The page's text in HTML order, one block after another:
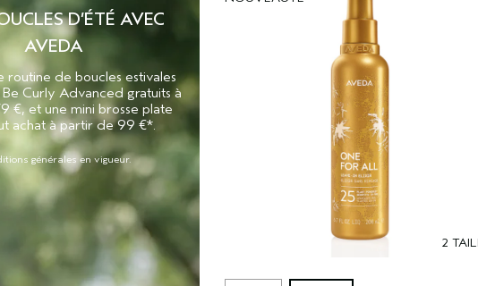
D’ÉTÉ AVEC
AVEDA
routine de boucles estivales
Be Curly Advanced gratuits à
€, et une mini brosse plate
achat à partir de 99 €*.
générales en vigueur.
2